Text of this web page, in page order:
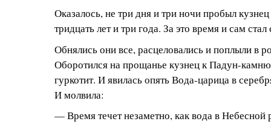
Оказалось, не три дня и три ночи пробыл
тридцать лет и три года. За это время и сам
Обнялись они все, расцеловались и поплыли в
Оборотился на прощанье кузнец к Падун-
гуркотит. И явилась опять Вода-царица в
И молвила:
— Время течет незаметно, как вода в Небесной